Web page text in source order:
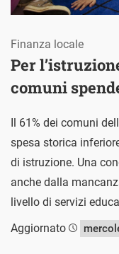
Per
comuni
Finanza locale
Il 61% dei comuni
spesa storica
di istruzione. Una
anche dalla
livello di servizi
Aggiornato